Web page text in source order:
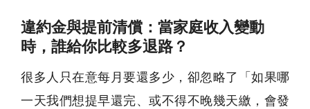
違約金與提前清償：當家庭收入變動
時，誰給你比較多退路？
很多人只在意每月要還多少，卻忽略了「如果哪
一天我們想提早還完、或不得不晚幾天繳，會發